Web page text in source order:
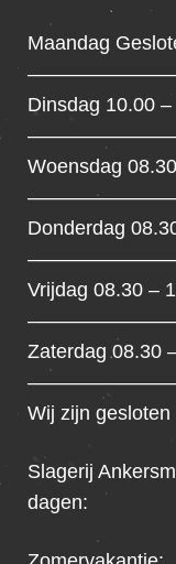
Maandag
Dinsdag 10.00
Woensdag
Donderdag
Vrijdag 08.30 –
Zaterdag 08.30
Wij zijn
Slagerij
dagen: